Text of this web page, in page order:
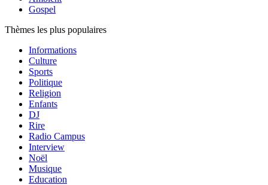
Gospel
Thèmes les plus populaires
Informations
Culture
Sports
Politique
Religion
Enfants
DJ
Rire
Radio Campus
Interview
Noël
Musique
Education